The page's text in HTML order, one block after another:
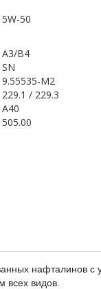
5W-50
A3/B4
SN
9.55535-M2
229.1 / 229.3
A40
505.00
нафталинов
всех видов.